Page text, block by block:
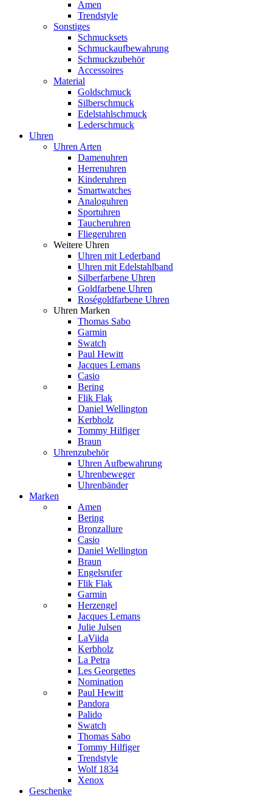
Amen
Trendstyle
Sonstiges
Schmucksets
Schmuckaufbewahrung
Schmuckzubehör
Accessoires
Material
Goldschmuck
Silberschmuck
Edelstahlschmuck
Lederschmuck
Uhren
Uhren Arten
Damenuhren
Herrenuhren
Kinderuhren
Smartwatches
Analoguhren
Sportuhren
Taucheruhren
Fliegeruhren
Weitere Uhren
Uhren mit Lederband
Uhren mit Edelstahlband
Silberfarbene Uhren
Goldfarbene Uhren
Roségoldfarbene Uhren
Uhren Marken
Thomas Sabo
Garmin
Swatch
Paul Hewitt
Jacques Lemans
Casio
Bering
Flik Flak
Daniel Wellington
Kerbholz
Tommy Hilfiger
Braun
Uhrenzubehör
Uhren Aufbewahrung
Uhrenbeweger
Uhrenbänder
Marken
Amen
Bering
Bronzallure
Casio
Daniel Wellington
Braun
Engelsrufer
Flik Flak
Garmin
Herzengel
Jacques Lemans
Julie Julsen
LaViida
Kerbholz
La Petra
Les Georgettes
Nomination
Paul Hewitt
Pandora
Palido
Swatch
Thomas Sabo
Tommy Hilfiger
Trendstyle
Wolf 1834
Xenox
Geschenke